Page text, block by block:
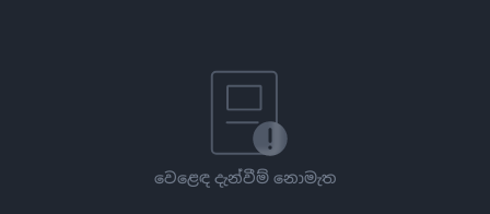
වෙළෙඳ දැන්වීම් නොමැත